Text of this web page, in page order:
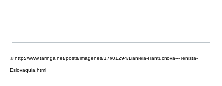
© http://www.taringa.net/posts/imagenes/17601294/Daniela-Hantuchova---Tenista-
Eslovaquia.html